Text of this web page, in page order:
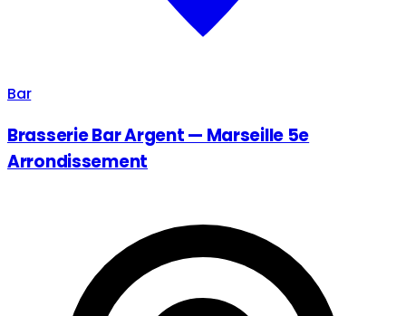
Bar
Brasserie Bar Argent — Marseille 5e
Arrondissement